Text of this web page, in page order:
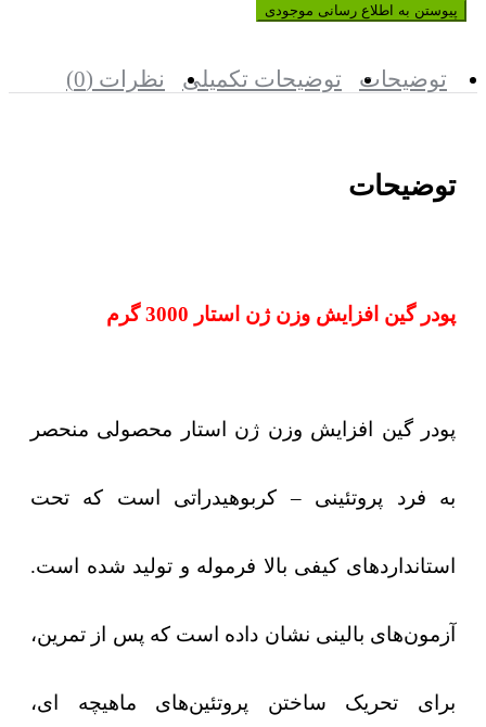
پیوستن به اطلاع رسانی موجودی
توضیحات توضیحات تکمیلی نظرات (0)
توضیحات
پودر گین افزایش وزن ژن استار 3000 گرم
پودر گین افزایش وزن ژن استار محصولی منحصر
به فرد پروتئینی – کربوهیدراتی است که تحت
استانداردهای کیفی بالا فرموله و تولید شده است.
آزمون‌های بالینی نشان داده است که پس از تمرین،
برای تحریک ساختن پروتئین‌های ماهیچه ای،